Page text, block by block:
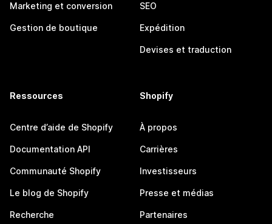
Marketing et conversion
Gestion de boutique
SEO
Expédition
Devises et traduction
Ressources
Centre d’aide de Shopify
Documentation API
Communauté Shopify
Le blog de Shopify
Recherche
Shopify
À propos
Carrières
Investisseurs
Presse et médias
Partenaires